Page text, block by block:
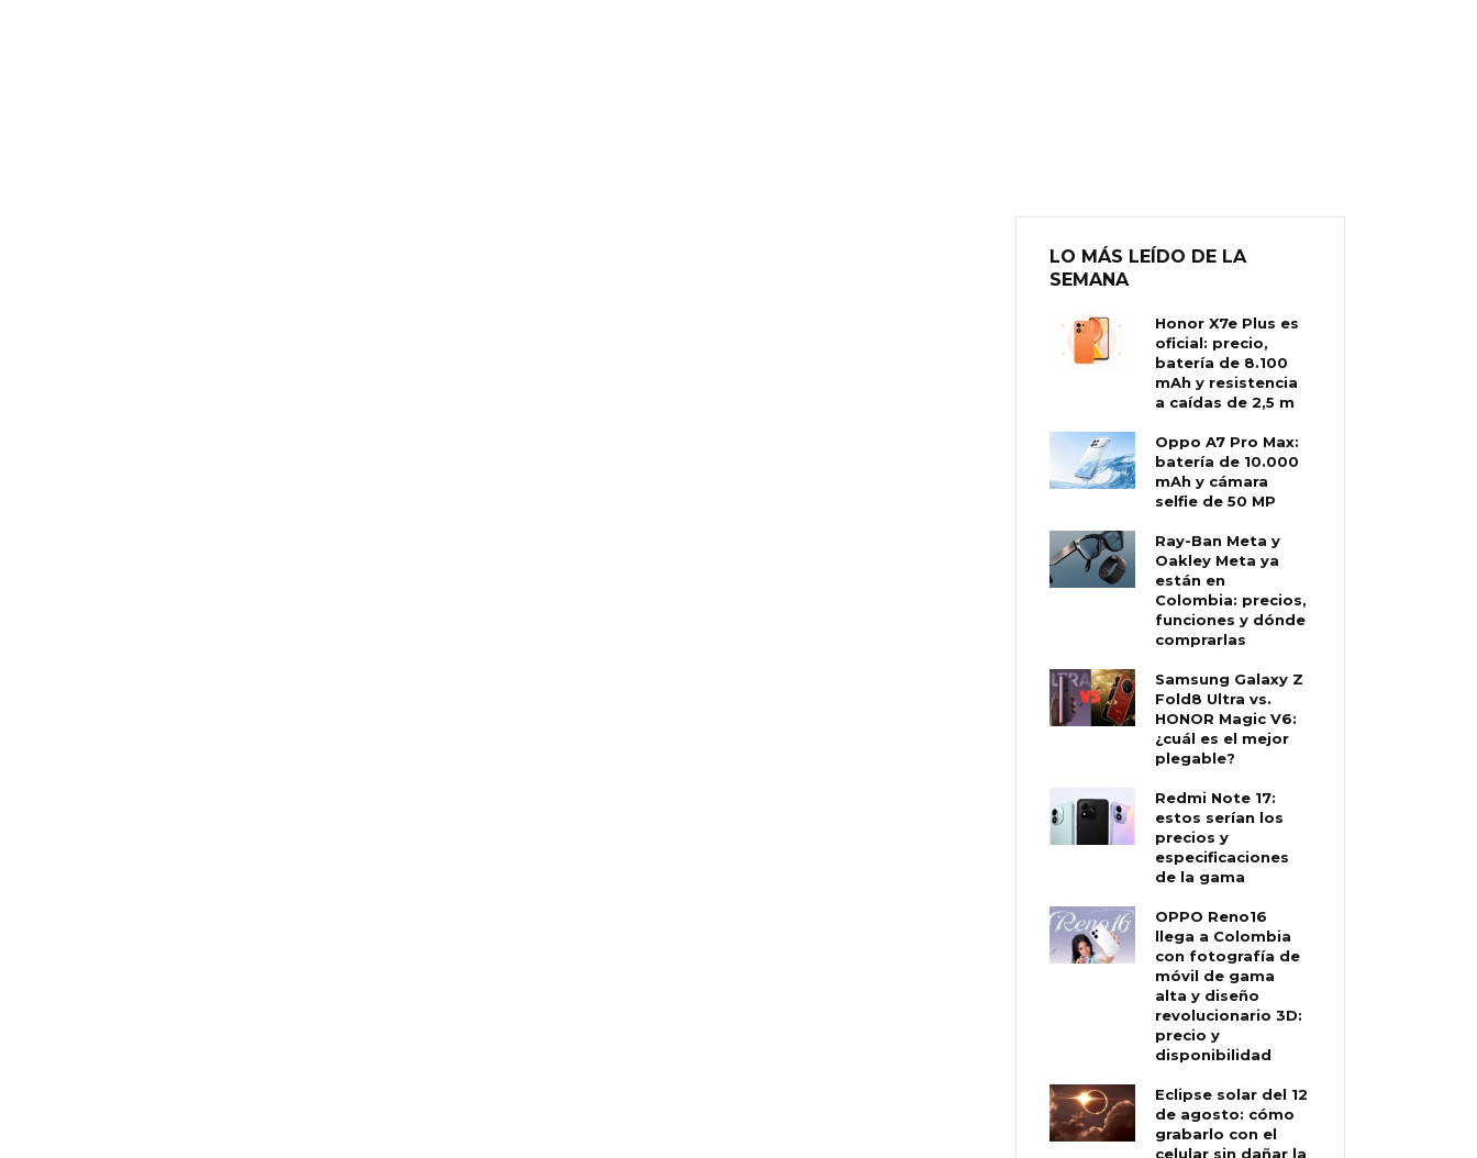
LO MÁS LEÍDO DE LA
SEMANA
Honor X7e Plus es
oficial: precio,
batería de 8.100
mAh y resistencia
a caídas de 2,5 m
Oppo A7 Pro Max:
batería de 10.000
mAh y cámara
selfie de 50 MP
Ray-Ban Meta y
Oakley Meta ya
están en
Colombia: precios,
funciones y dónde
comprarlas
Samsung Galaxy Z
Fold8 Ultra vs.
HONOR Magic V6:
¿cuál es el mejor
plegable?
Redmi Note 17:
estos serían los
precios y
especificaciones
de la gama
OPPO Reno16
llega a Colombia
con fotografía de
móvil de gama
alta y diseño
revolucionario 3D:
precio y
disponibilidad
Eclipse solar del 12
de agosto: cómo
grabarlo con el
celular sin dañar la